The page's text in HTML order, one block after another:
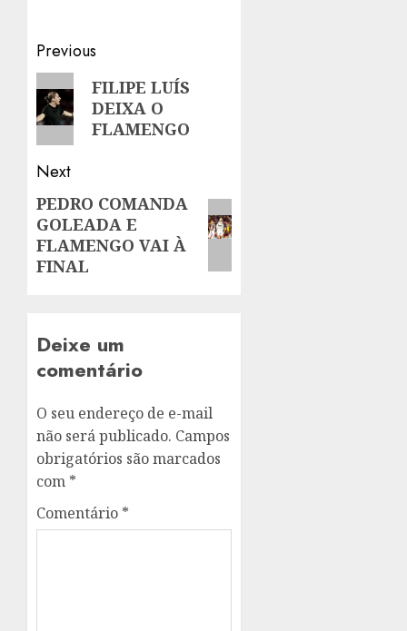
Post
navigation
Previous
Previous
post:
FILIPE LUÍS
DEIXA O
FLAMENGO
Next
Next
post:
PEDRO COMANDA
GOLEADA E
FLAMENGO VAI À
FINAL
Deixe um
comentário
O seu endereço de e-mail
não será publicado. Campos
obrigatórios são marcados
com *
Comentário *